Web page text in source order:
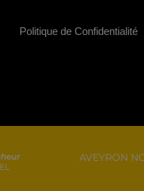
AVEYRON
Politique de Confidentialité